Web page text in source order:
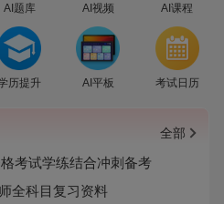
AI题库 AI视频 AI课程
历提升 AI平板 考试日历
全部
考试学练结合冲刺备考
全科目复习资料